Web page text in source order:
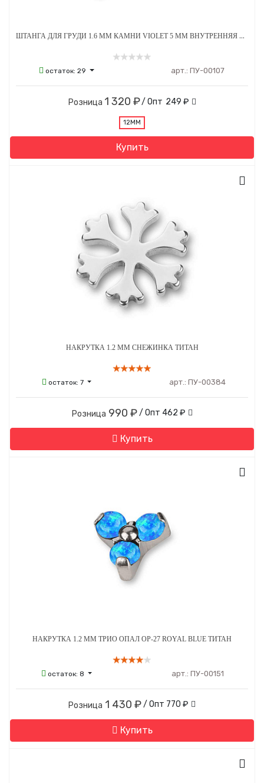
ШТАНГА ДЛЯ ГРУДИ 1.6 ММ КАМНИ VIOLET 5 ММ ВНУТРЕННЯЯ РЕЗЬБА ТИТАН
остаток:29 арт.: ПУ-00107
Розница 1 320 ₽/ Опт 249 ₽
12MM
Купить
НАКРУТКА 1.2 ММ СНЕЖИНКА ТИТАН
остаток: 7 арт.: ПУ-00384
Розница 990 ₽ / Опт 462 ₽
Купить
НАКРУТКА 1.2 ММ ТРИО ОПАЛ OP-27 ROYAL BLUE ТИТАН
остаток: 8 арт.: ПУ-00151
Розница 1 430 ₽/ Опт 770 ₽
Купить